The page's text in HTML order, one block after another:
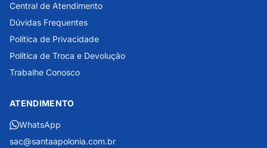
Central de Atendimento
Dúvidas Frequentes
Política de Privacidade
Política de Troca e Devolução
Trabalhe Conosco
ATENDIMENTO
WhatsApp
sac@santaapolonia.com.br